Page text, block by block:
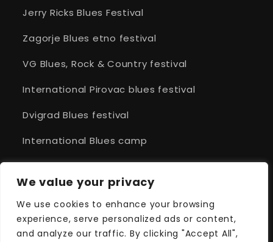
We value your privacy
We use cookies to enhance your browsing
experience, serve personalized ads or content,
and analyze our traffic. By clicking "Accept All",
Jerry Ricks Blues Festival
Zagorje Blues etno festival
VG Blues, Rock & Country festival
International Pirovac blues festival
Dvigrad Blues festival
International Blues camp
Cittanova Blues
Fontana Blues festival
Sugar Cube Blues fest